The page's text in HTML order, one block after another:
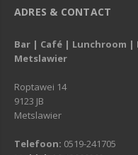
ADRES & CONTACT
Bar | Café | Lunchroom |
Metslawier
Roptawei 14
9123 JB
Metslawier
Telefoon: 0519-241705